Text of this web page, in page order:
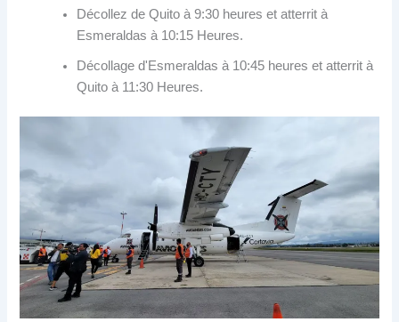
Décollez de Quito à 9:30 heures et atterrit à
Esmeraldas à 10:15 Heures.
Décollage d'Esmeraldas à 10:45 heures et atterrit à
Quito à 11:30 Heures.